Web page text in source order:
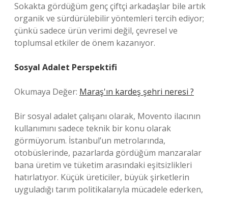
Sokakta gördüğüm genç çiftçi arkadaşlar bile artık
organik ve sürdürülebilir yöntemleri tercih ediyor;
çünkü sadece ürün verimi değil, çevresel ve
toplumsal etkiler de önem kazanıyor.
Sosyal Adalet Perspektifi
Okumaya Değer: Maraş'ın kardeş şehri neresi ?
Bir sosyal adalet çalışanı olarak, Movento ilacının
kullanımını sadece teknik bir konu olarak
görmüyorum. İstanbul’un metrolarında,
otobüslerinde, pazarlarda gördüğüm manzaralar
bana üretim ve tüketim arasındaki eşitsizlikleri
hatırlatıyor. Küçük üreticiler, büyük şirketlerin
uyguladığı tarım politikalarıyla mücadele ederken,